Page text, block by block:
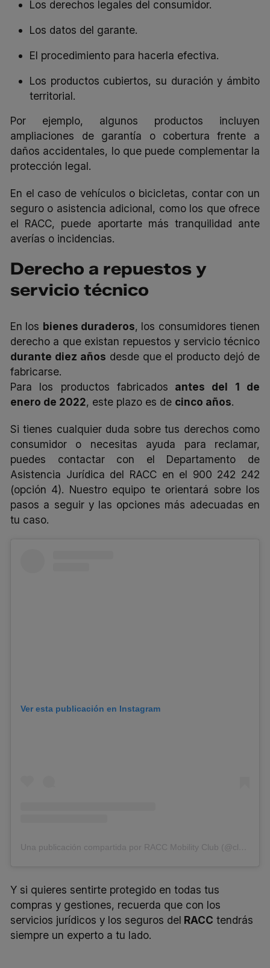
Los derechos legales del consumidor.
Los datos del garante.
El procedimiento para hacerla efectiva.
Los productos cubiertos, su duración y ámbito
territorial.
Por ejemplo, algunos productos incluyen
ampliaciones de garantía o cobertura frente a
daños accidentales, lo que puede complementar la
protección legal.
En el caso de vehículos o bicicletas, contar con un
seguro o asistencia adicional, como los que ofrece
el RACC, puede aportarte más tranquilidad ante
averías o incidencias.
Derecho a repuestos y
servicio técnico
En los bienes duraderos, los consumidores tienen
derecho a que existan repuestos y servicio técnico
durante diez años desde que el producto dejó de
fabricarse.
Para los productos fabricados antes del 1 de
enero de 2022, este plazo es de cinco años.
Si tienes cualquier duda sobre tus derechos como
consumidor o necesitas ayuda para reclamar,
puedes contactar con el Departamento de
Asistencia Jurídica del RACC en el 900 242 242
(opción 4). Nuestro equipo te orientará sobre los
pasos a seguir y las opciones más adecuadas en
tu caso.
Ver esta publicación en Instagram
Una publicación compartida por RACC Mobility Club (@clubracc)
Y si quieres sentirte protegido en todas tus
compras y gestiones, recuerda que con los
servicios jurídicos y los seguros del RACC tendrás
siempre un experto a tu lado.